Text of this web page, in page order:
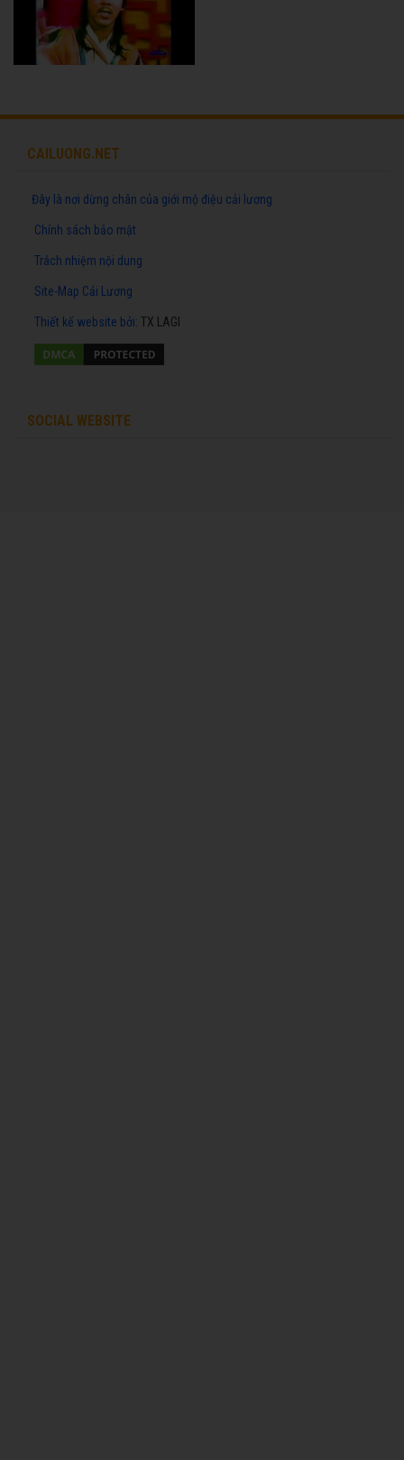
CAILUONG.NET
Đây là nơi dừng chân của giới mộ điệu cải lương
Chính sách bảo mật
Trách nhiệm nội dung
Site-Map Cải Lương
Thiết kế website bởi: TX LAGI
SOCIAL WEBSITE